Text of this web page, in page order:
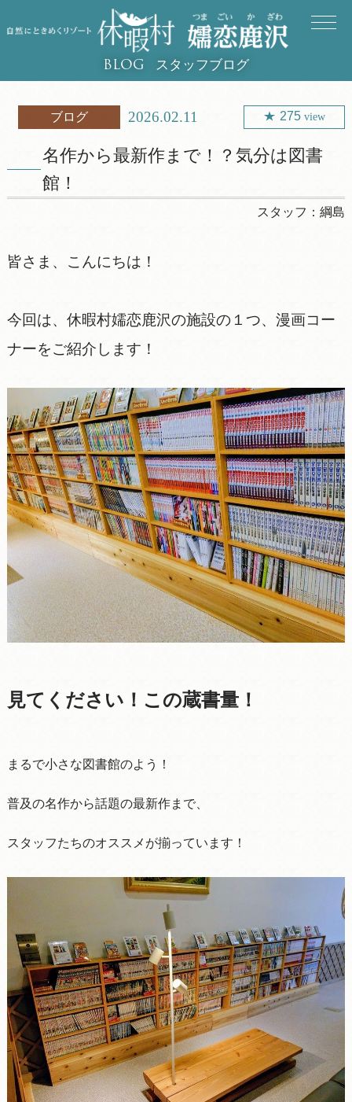
BLOG スタッフブログ
ブログ 2026.02.11 275 view
名作から最新作まで！？気分は図書
館！
スタッフ：綱島
皆さま、こんにちは！
今回は、休暇村嬬恋鹿沢の施設の１つ、漫画コー
ナーをご紹介します！
見てください！この蔵書量！
まるで小さな図書館のよう！
普及の名作から話題の最新作まで、
スタッフたちのオススメが揃っています！